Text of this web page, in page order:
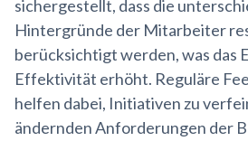
sichergestellt, dass die
Hintergründe der Mitarbeiter
berücksichtigt werden, was das
Effektivität erhöht. Reguläre
helfen dabei, Initiativen zu
ändernden Anforderungen der